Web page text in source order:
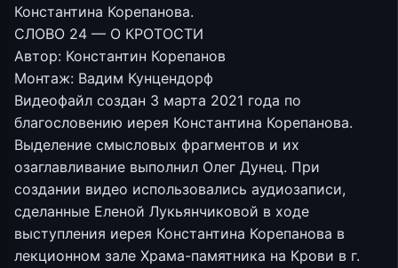
Константина Корепанова.
СЛОВО 24 — О КРОТОСТИ
Автор: Константин Корепанов
Монтаж: Вадим Кунцендорф
Видеофайл создан 3 марта 2021 года по
благословению иерея Константина Корепанова.
Выделение смысловых фрагментов и их
озаглавливание выполнил Олег Дунец. При
создании видео использовались аудиозаписи,
сделанные Еленой Лукьянчиковой в ходе
выступления иерея Константина Корепанова в
лекционном зале Храма-памятника на Крови в г.